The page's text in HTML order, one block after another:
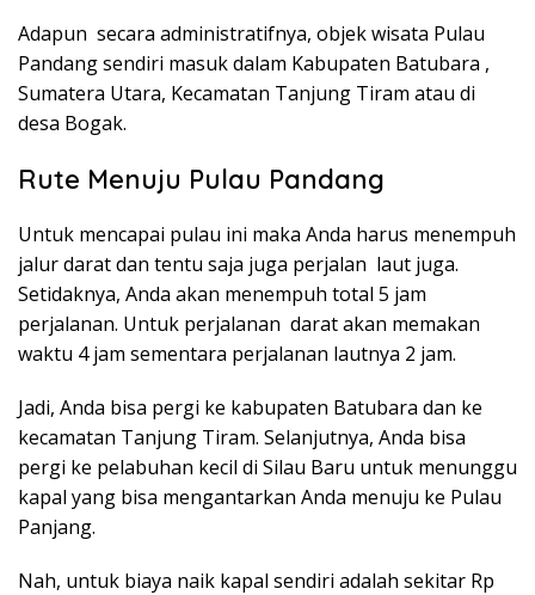
Adapun secara administratifnya, objek wisata Pulau
Pandang sendiri masuk dalam Kabupaten Batubara ,
Sumatera Utara, Kecamatan Tanjung Tiram atau di
desa Bogak.
Rute Menuju Pulau Pandang
Untuk mencapai pulau ini maka Anda harus menempuh
jalur darat dan tentu saja juga perjalan laut juga.
Setidaknya, Anda akan menempuh total 5 jam
perjalanan. Untuk perjalanan darat akan memakan
waktu 4 jam sementara perjalanan lautnya 2 jam.
Jadi, Anda bisa pergi ke kabupaten Batubara dan ke
kecamatan Tanjung Tiram. Selanjutnya, Anda bisa
pergi ke pelabuhan kecil di Silau Baru untuk menunggu
kapal yang bisa mengantarkan Anda menuju ke Pulau
Panjang.
Nah, untuk biaya naik kapal sendiri adalah sekitar Rp